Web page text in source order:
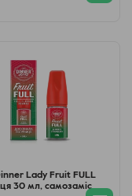
Lady Fruit FULL
30 мл, самозаміс